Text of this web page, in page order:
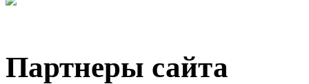
Партнеры сайта